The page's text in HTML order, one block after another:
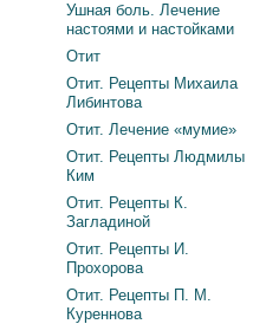
Ушная боль. Лечение
настоями и настойками
Отит
Отит. Рецепты Михаила
Либинтова
Отит. Лечение «мумие»
Отит. Рецепты Людмилы
Ким
Отит. Рецепты К.
Загладиной
Отит. Рецепты И.
Прохорова
Отит. Рецепты П. М.
Куреннова